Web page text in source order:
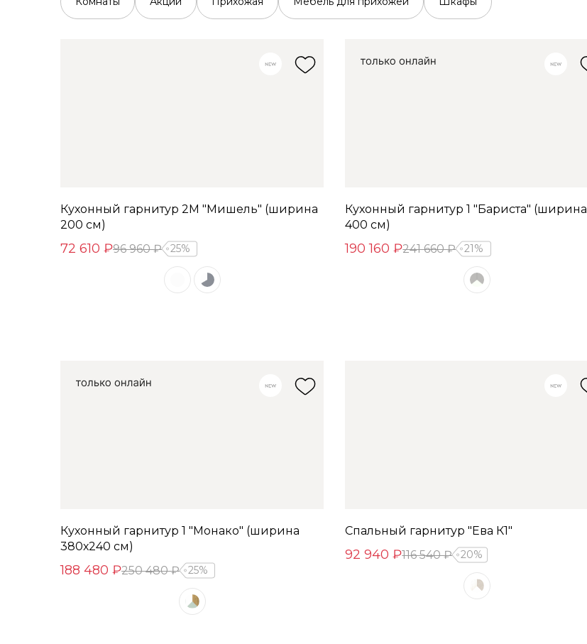
Кухонный гарнитур 2М "Мишель" (ширина
200 см)
72 610 ₽96 960 ₽ 25%
Кухонный гарнитур 1 "Бариста" (ширина
400 см)
190 160 ₽241 660 ₽ 21%
Кухонный гарнитур 1 "Монако" (ширина
380х240 см)
188 480 ₽250 480 ₽ 25%
Спальный гарнитур "Ева К1"
92 940 ₽116 540 ₽ 20%